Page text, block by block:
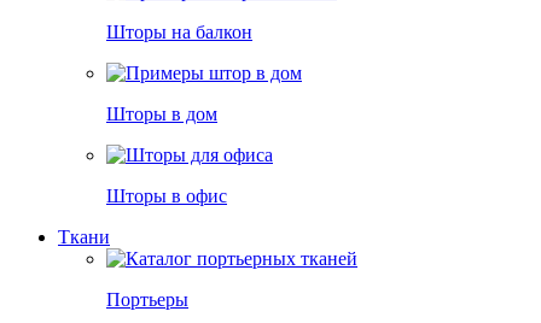
Шторы на балкон
Шторы в дом
Шторы в офис
Ткани
Портьеры